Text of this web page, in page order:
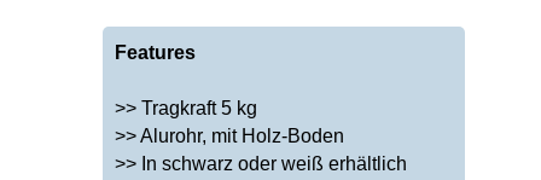
Features
>> Tragkraft 5 kg
>> Alurohr, mit Holz-Boden
>> In schwarz oder weiß erhältlich